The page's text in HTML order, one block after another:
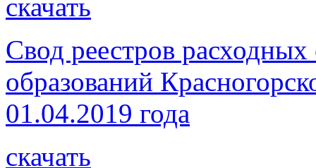
скачать
Свод реестров
образований
01.04.2019 года
скачать